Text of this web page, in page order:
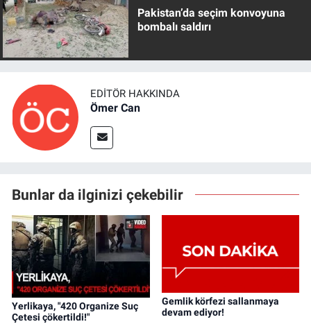
Pakistan’da seçim konvoyuna
bombalı saldırı
EDITÖR HAKKINDA
Ömer Can
Bunlar da ilginizi çekebilir
Yerlikaya, "420 Organize Suç
Çetesi çökertildi!"
Gemlik körfezi sallanmaya
devam ediyor!